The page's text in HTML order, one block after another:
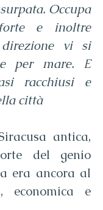
Occupa
e inoltre
vi si
per mare. E
racchiusi e
città
antica,
del genio
era ancora al
economica e